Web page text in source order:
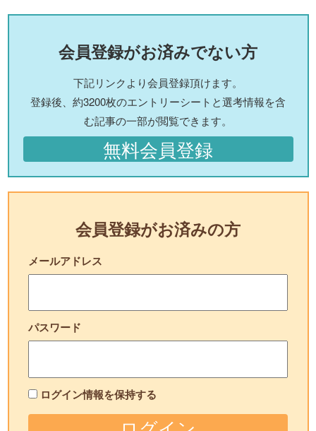
会員登録がお済みでない方
下記リンクより会員登録頂けます。
登録後、約3200枚のエントリーシートと選考情報を含
む記事の一部が閲覧できます。
無料会員登録
会員登録がお済みの方
メールアドレス
パスワード
ログイン情報を保持する